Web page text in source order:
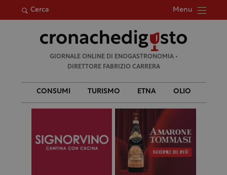
Cerca Menu
per:
GIORNALE ONLINE DI ENOGASTRONOMIA •
DIRETTORE FABRIZIO CARRERA
CONSUMI TURISMO ETNA OLIO